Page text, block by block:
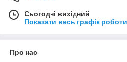
Сьогодні вихідний
Показати весь графік роботи
Про нас